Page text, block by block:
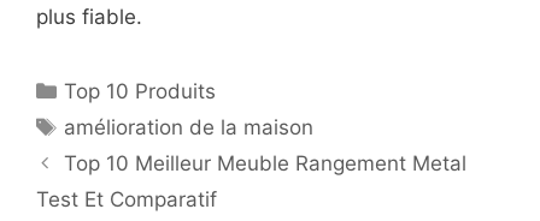
plus fiable.
Top 10 Produits
amélioration de la maison
Top 10 Meilleur Meuble Rangement Metal
Test Et Comparatif